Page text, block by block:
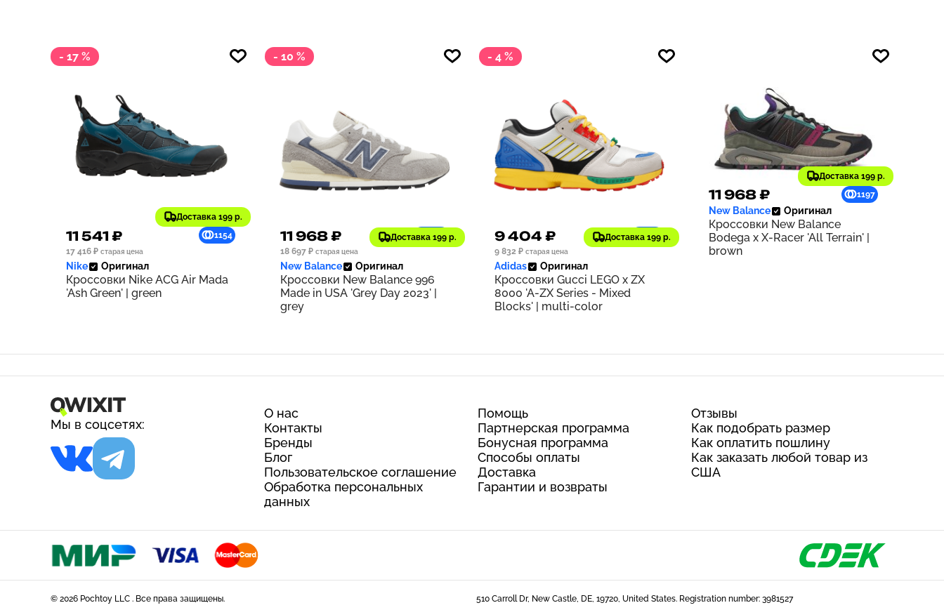
- 17 %
Доставка 199 р.
11 541 ₽
1154
17 416 ₽ старая цена
Nike Оригинал
Кроссовки Nike ACG Air Mada
'Ash Green' | green
- 10 %
Доставка 199 р.
11 968 ₽
1197
18 697 ₽ старая цена
New Balance Оригинал
Кроссовки New Balance 996
Made in USA 'Grey Day 2023' |
grey
- 4 %
Доставка 199 р.
9 404 ₽
940
9 832 ₽ старая цена
Adidas Оригинал
Кроссовки Gucci LEGO x ZX
8000 'A-ZX Series - Mixed
Blocks' | multi-color
Доставка 199 р.
11 968 ₽ 1197
New Balance Оригинал
Кроссовки New Balance
Bodega x X-Racer 'All Terrain' |
brown
Мы в соцсетях:
О нас
Контакты
Бренды
Блог
Пользовательское соглашение
Обработка персональных
данных
Помощь
Партнерская программа
Бонусная программа
Способы оплаты
Доставка
Гарантии и возвраты
Отзывы
Как подобрать размер
Как оплатить пошлину
Как заказать любой товар из
США
© 2026 Pochtoy LLC . Все права защищены. 510 Carroll Dr, New Castle, DE, 19720, United States. Registration number: 3981527